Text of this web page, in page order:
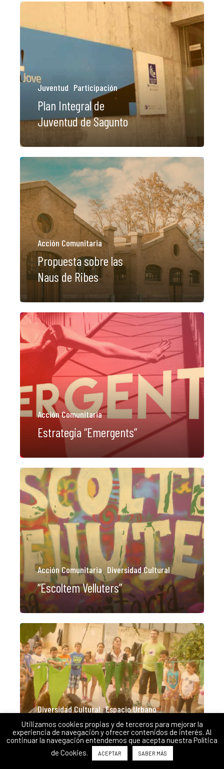
Juventud Participación
Plan Integral de
Juventud de Sagunto
Acción Comunitaria
Propuesta sobre las
Naus de Ribes
Acción Comunitaria
Estrategia “Emergents”
Acción Comunitaria Diversidad Cultural
“Escoltem Velluters”
Diversidad Cultural Espacio Urbano
Plan de mejora del Parc
del Raval
Utilizamos cookies propias y de terceros para mejorar la
experiencia de navegación y ofrecer contenidos de interés. Al
continuar la navegación entendemos que acepta nuestra Política
de Cookies.
ACEPTAR SABER MÁS